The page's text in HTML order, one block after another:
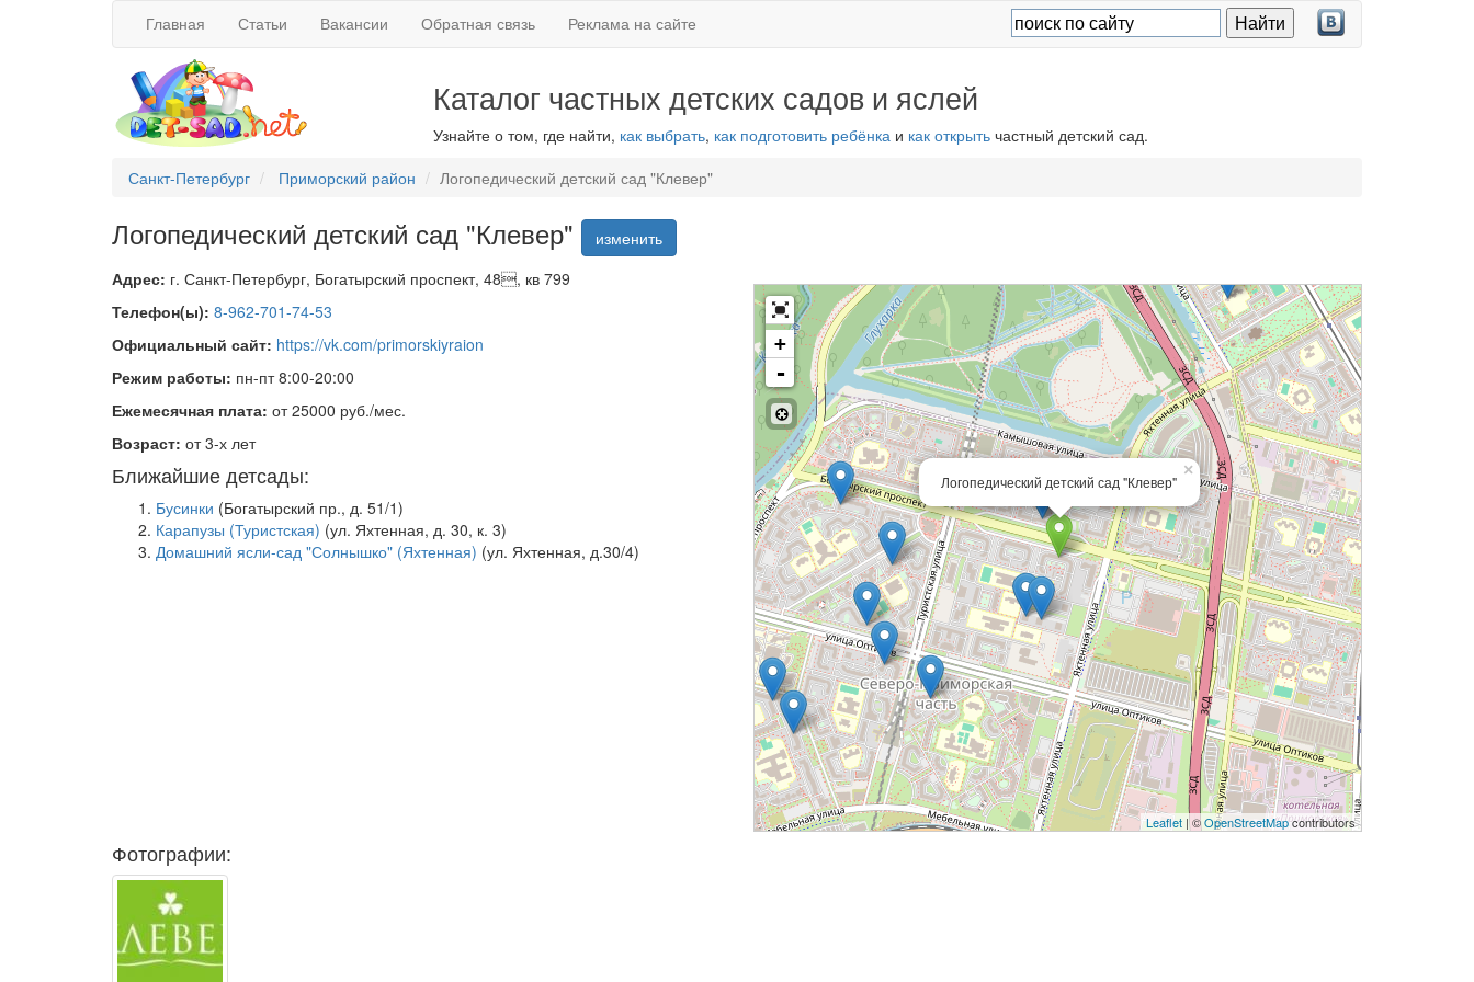
Главная Статьи Вакансии Обратная связь Реклама на сайте
Каталог частных детских садов и яслей
Узнайте о том, где найти, как выбрать, как подготовить ребёнкаи как открытьчастный детский сад.
Санкт-Петербург
Приморский район Логопедический детский сад "Клевер"
Логопедический детский сад "Клевер"
изменить
Адрес: г. Санкт-Петербург, Богатырский проспект, 48, кв 799
Телефон(ы): 8-962-701-74-53
Официальный сайт: https://vk.com/primorskiyraion
Режим работы: пн-пт 8:00-20:00
Ежемесячная плата: от 25000 руб./мес.
Возраст: от 3-х лет
Ближайшие детсады:
Бусинки (Богатырский пр., д. 51/1)
Карапузы (Туристская) (ул. Яхтенная, д. 30, к. 3)
Домашний ясли-сад "Солнышко" (Яхтенная) (ул. Яхтенная, д.30/4)
×
Логопедический детский сад "Клевер"
+
-
Leaflet | ©OpenStreetMapcontributors
Фотографии: